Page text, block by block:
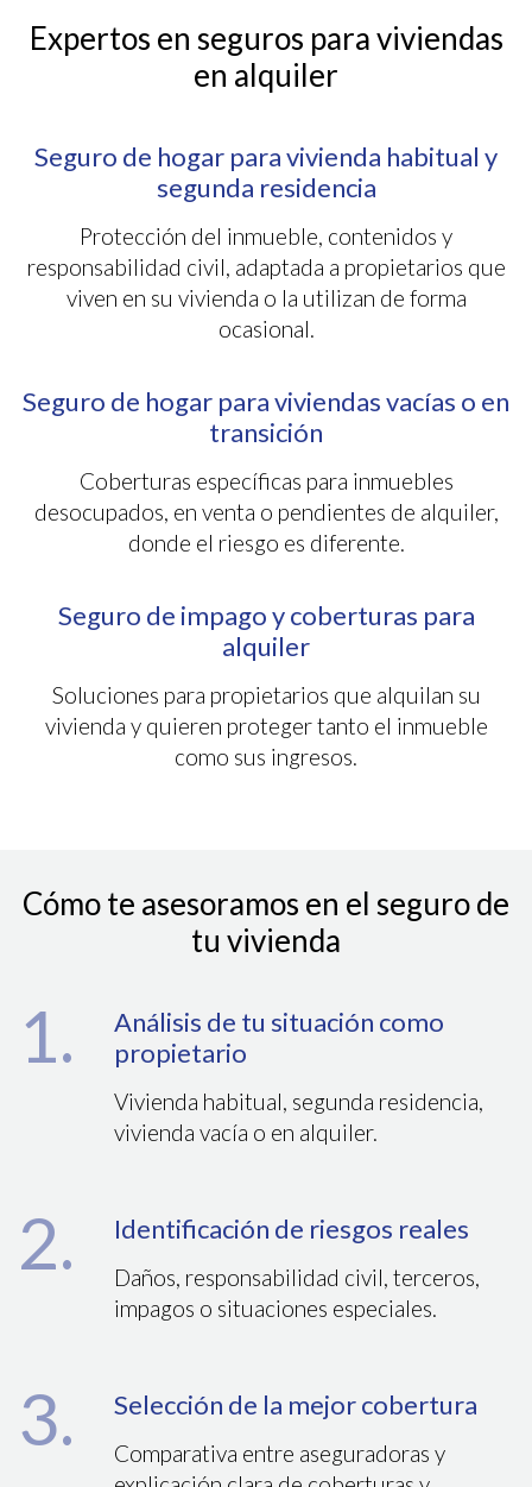
Expertos en seguros para viviendas
en alquiler
Seguro de hogar para vivienda habitual y
segunda residencia
Protección del inmueble, contenidos y
responsabilidad civil, adaptada a propietarios que
viven en su vivienda o la utilizan de forma
ocasional.
Seguro de hogar para viviendas vacías o en
transición
Coberturas específicas para inmuebles
desocupados, en venta o pendientes de alquiler,
donde el riesgo es diferente.
Seguro de impago y coberturas para
alquiler
Soluciones para propietarios que alquilan su
vivienda y quieren proteger tanto el inmueble
como sus ingresos.
Cómo te asesoramos en el seguro de
tu vivienda
1.
Análisis de tu situación como
propietario
Vivienda habitual, segunda residencia,
vivienda vacía o en alquiler.
2. Identificación de riesgos reales
Daños, responsabilidad civil, terceros,
impagos o situaciones especiales.
3. Selección de la mejor cobertura
Comparativa entre aseguradoras y